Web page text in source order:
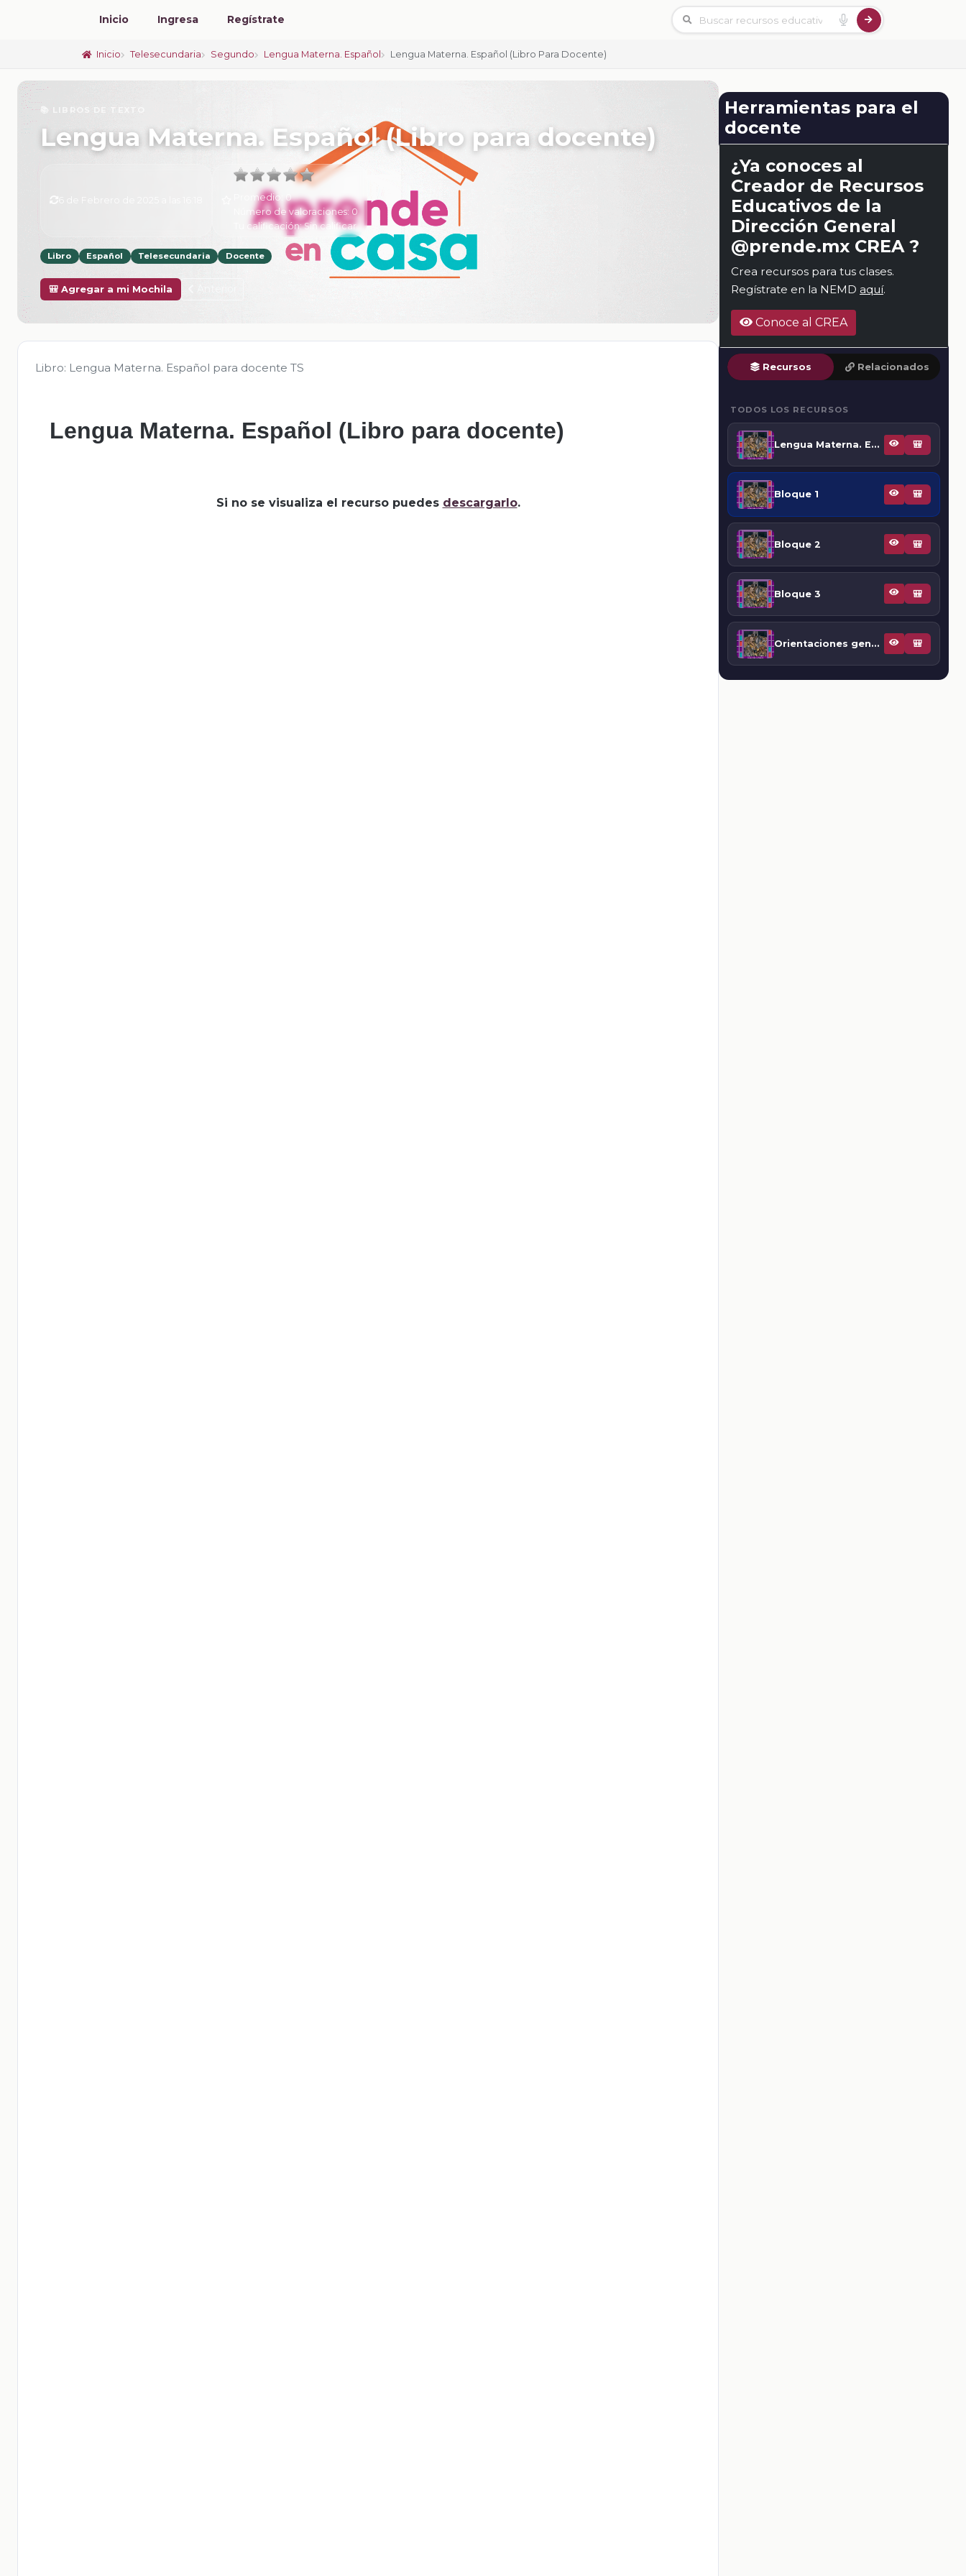
Inicio Ingresa Regístrate
Inicio Telesecundaria Segundo Lengua Materna. Español Lengua Materna. Español (Libro Para Docente)
📚 LIBROS DE TEXTO
Lengua Materna. Español (Libro para docente)
Promedio: 0
Número de valoraciones: 0
Tu calificación:Sin calificar
Libro Español Telesecundaria Docente
🎒 Agregar a mi Mochila
Libro: Lengua Materna. Español para docente TS
Lengua Materna. Español (Libro para docente)
Si no se visualiza el recurso puedes descargarlo.
Herramientas para el
docente
¿Ya conoces al
Creador de Recursos
Educativos de la
Dirección General
@prende.mx CREA ?
Crea recursos para tus clases.
Regístrate en la NEMD aquí.
Conoce al CREA
Recursos Relacionados
TODOS LOS RECURSOS
Lengua Materna. Español, 2° Telesecundaria (Libro para docente) 🎒
Bloque 1 🎒
Bloque 2 🎒
Bloque 3 🎒
Orientaciones generales 🎒